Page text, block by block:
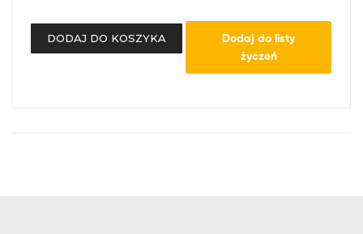
DODAJ DO KOSZYKA
Dodaj do listy
życzeń